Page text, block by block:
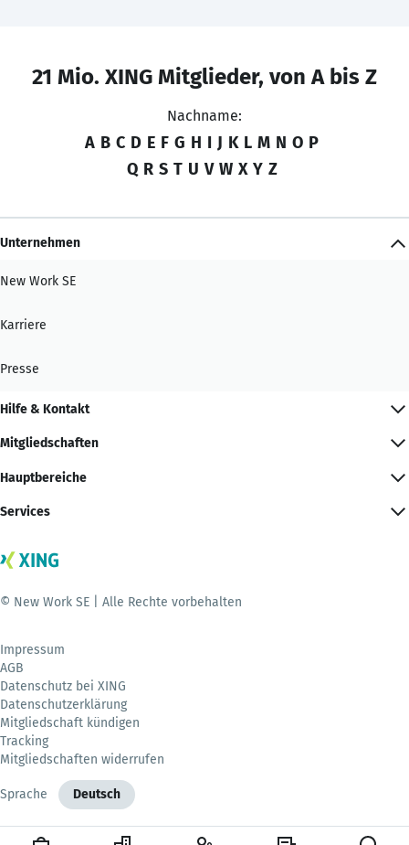
21 Mio. XING Mitglieder, von A bis Z
Nachname:
A B C D E F G H I J K L M N O P
Q R S T U V W X Y Z
Unternehmen
New Work SE
Karriere
Presse
Hilfe & Kontakt
Mitgliedschaften
Hauptbereiche
Services
© New Work SE | Alle Rechte vorbehalten
Impressum
AGB
Datenschutz bei XING
Datenschutzerklärung
Mitgliedschaft kündigen
Tracking
Mitgliedschaften widerrufen
Sprache Deutsch